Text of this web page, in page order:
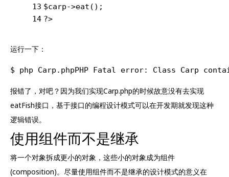
13
14
$carp->eat();
?>
运行一下：
$ php Carp.phpPHP Fatal error: Class Carp
报错了，对吧？因为我们实现Carp.php的时候故意没有去实现
eatFish接口，基于接口的编程设计模式可以在开发期就发现这种
逻辑错误。
使用组件而不是继承
将一个对象拆成更小的对象，这些小的对象成为组件
(composition)。尽量使用组件而不是继承的设计模式的意义在